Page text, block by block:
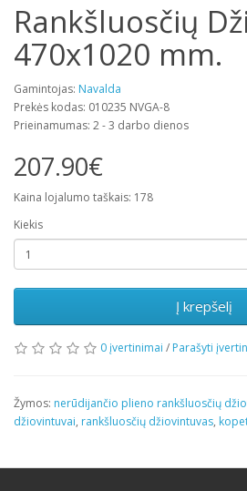
Rankšluosčių
470x1020 mm.
Gamintojas: Navalda
Prekės kodas: 010235 NVGA-8
Prieinamumas: 2 - 3 darbo dienos
207.90€
Kaina lojalumo taškais: 178
Kiekis
Į krepšelį
0 įvertinimai / Parašyti
Žymos: nerūdijančio plieno rankšluosčių
džiovintuvai, rankšluosčių džiovintuvas,